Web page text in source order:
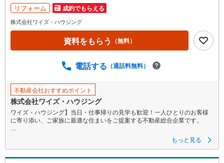
リフォーム 成約でもらえる
株式会社ワイズ・ハウジング
資料をもらう （無料）
電話する （通話料無料）
不動産会社おすすめポイント
株式会社ワイズ・ハウジング
ワイズ・ハウジング】当日・仕事帰りの見学も歓迎！一人ひとりのお客様
に寄り添い、ご家族に最適な住まいをご提案する不動産総合企業です。
■スムーズな物件見学事前予約で、当日や仕事帰りの見学にも柔軟に対応い
たします。現地や店舗での待ち合わせ、最寄駅・周辺施設での合流、ご自
宅へのお迎えなど、ご希望の場所を指定いただけます。
※鍵の手配が必要な場合や、居住中の物件は即日対応が難しい場合もござい
もっと見る